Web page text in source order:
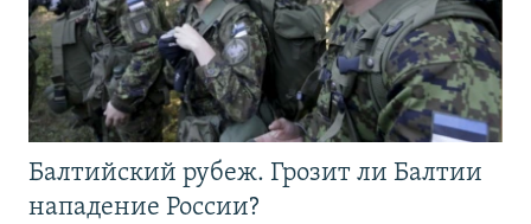
Балтийский рубеж. Грозит ли Балтии
нападение России?